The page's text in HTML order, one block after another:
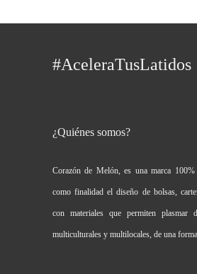
#AceleraTusLatidos
¿Quiénes somos?
Corazón de Melón, es una marca 100%
como finalidad el diseño de bolsas,
con materiales que permiten plasmar
multiculturales y multilocales, de una